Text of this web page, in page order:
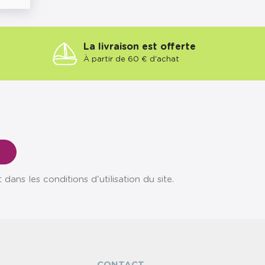
La livraison est offerte
À partir de 60 € d'achat
les conditions d'utilisation du site.